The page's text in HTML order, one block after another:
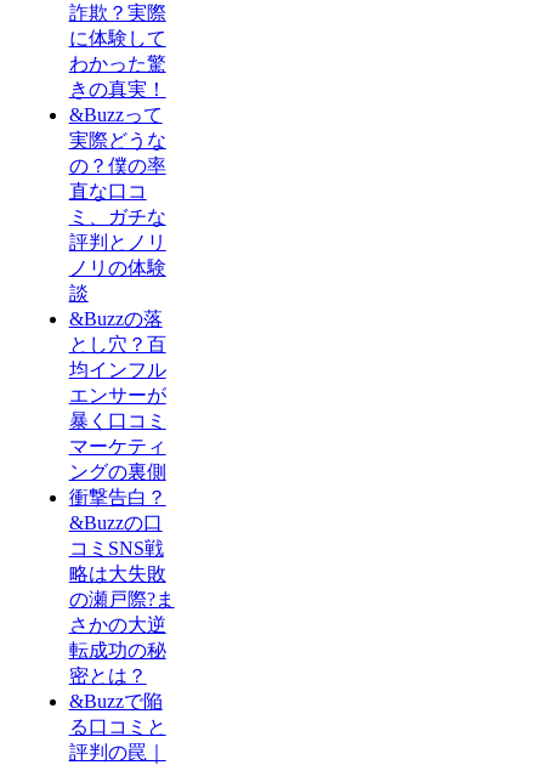
詐欺？実際
に体験して
わかった驚
きの真実！
&Buzzって
実際どうな
の？僕の率
直な口コ
ミ、ガチな
評判とノリ
ノリの体験
談
&Buzzの落
とし穴？百
均インフル
エンサーが
暴く口コミ
マーケティ
ングの裏側
衝撃告白？
&Buzzの口
コミSNS戦
略は大失敗
の瀬戸際?ま
さかの大逆
転成功の秘
密とは？
&Buzzで陥
る口コミと
評判の罠｜